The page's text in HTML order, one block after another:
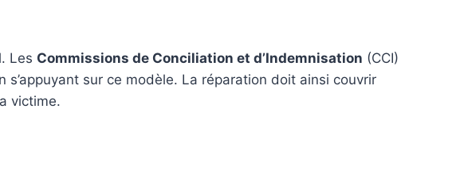
Les Commissions de Conciliation et d’Indemnisation (CCI)
sur ce modèle. La réparation doit ainsi couvrir
victime.